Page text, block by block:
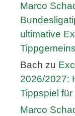
Marco
ultimative
Bach zu
2026/2027:
Tippspiel
Marco